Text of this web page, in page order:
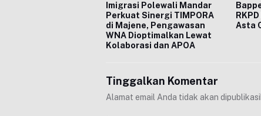
Imigrasi Polewali Mandar
Perkuat Sinergi TIMPORA
di Majene, Pengawasan
WNA Dioptimalkan Lewat
Kolaborasi dan APOA
Asta
Tinggalkan Komentar
Alamat email Anda tidak akan